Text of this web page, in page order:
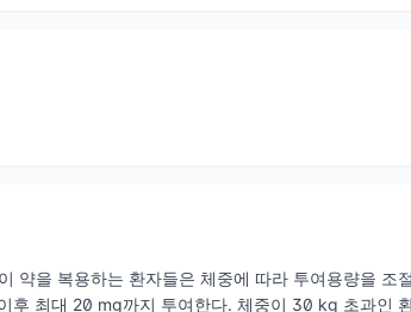
약을 복용하는 환자들은 체중에 따라 투여용량을 조
최대 20 mg까지 투여한다. 체중이 30 kg 초과인